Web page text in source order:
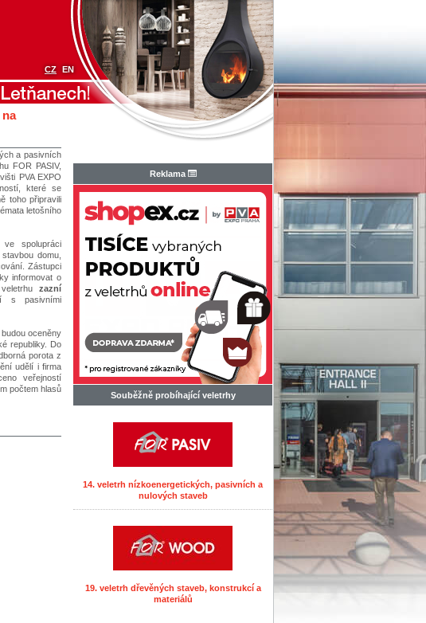
CZ EN
a pasivních
FOR PASIV,
PVA EXPO
které se
toho připravili
letošního
spolupráci
domu,
Zástupci
informovat o
zazní
s pasivními
oceněny
republiky. Do
porota z
udělí i firma
veřejností
počtem hlasů
Reklama
Souběžně probíhající veletrhy
14. veletrh nízkoenergetických, pasivních a
nulových staveb
19. veletrh dřevěných staveb, konstrukcí a
materiálů